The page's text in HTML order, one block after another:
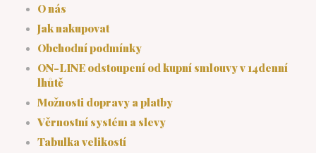
O nás
Jak nakupovat
Obchodní podmínky
ON-LINE odstoupení od kupní smlouvy v 14denní
lhůtě
Možnosti dopravy a platby
Věrnostní systém a slevy
Tabulka velikostí